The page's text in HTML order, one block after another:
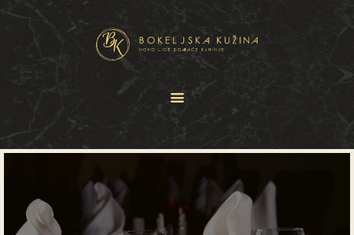
JELOVNICI
USLUGE
GALERIJA
KONTAKT